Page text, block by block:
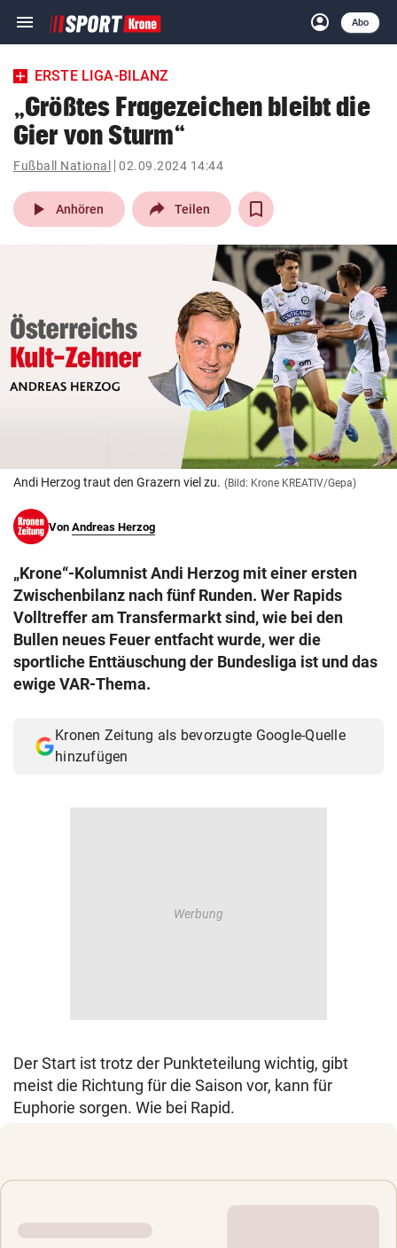
menu Navigation
ein-/ausklappen
account_circle
Anmelden
Abo
close Schließen
account_circle Anmelden
pin_drop
Wien arrow_right
bookmark
eingeben
© Krone Multimedia GmbH & Co KG 2026
ERSTE LIGA-BILANZ
„Größtes Fragezeichen bleibt die
Gier von Sturm“
Fußball National 02.09.2024 14:44
play_arrow Anhören Teilen
Andi Herzog traut den Grazern viel zu. (Bild: Krone KREATIV/Gepa)
Von Andreas Herzog
„Krone“-Kolumnist Andi Herzog mit einer ersten
Zwischenbilanz nach fünf Runden. Wer Rapids
Volltreffer am Transfermarkt sind, wie bei den
Bullen neues Feuer entfacht wurde, wer die
sportliche Enttäuschung der Bundesliga ist und das
ewige VAR-Thema.
Kronen Zeitung als bevorzugte Google-Quelle
hinzufügen
Der Start ist trotz der Punkteteilung wichtig, gibt
meist die Richtung für die Saison vor, kann für
Euphorie sorgen. Wie bei Rapid.